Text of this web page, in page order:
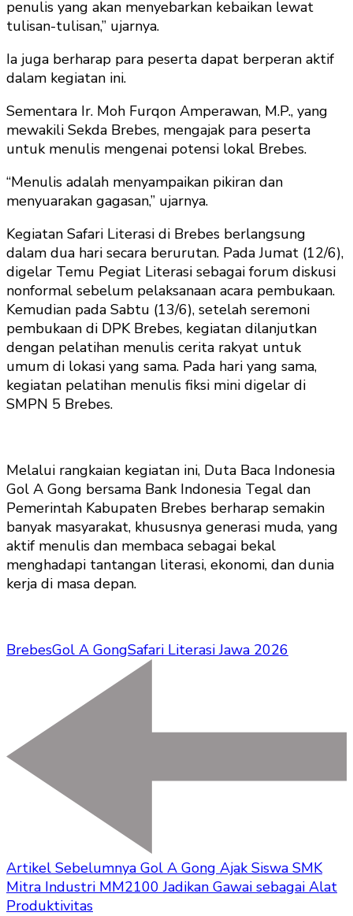
penulis yang akan menyebarkan kebaikan lewat
tulisan-tulisan,” ujarnya.
Ia juga berharap para peserta dapat berperan aktif
dalam kegiatan ini.
Sementara Ir. Moh Furqon Amperawan, M.P., yang
mewakili Sekda Brebes, mengajak para peserta
untuk menulis mengenai potensi lokal Brebes.
“Menulis adalah menyampaikan pikiran dan
menyuarakan gagasan,” ujarnya.
Kegiatan Safari Literasi di Brebes berlangsung
dalam dua hari secara berurutan. Pada Jumat (12/6),
digelar Temu Pegiat Literasi sebagai forum diskusi
nonformal sebelum pelaksanaan acara pembukaan.
Kemudian pada Sabtu (13/6), setelah seremoni
pembukaan di DPK Brebes, kegiatan dilanjutkan
dengan pelatihan menulis cerita rakyat untuk
umum di lokasi yang sama. Pada hari yang sama,
kegiatan pelatihan menulis fiksi mini digelar di
SMPN 5 Brebes.
Melalui rangkaian kegiatan ini, Duta Baca Indonesia
Gol A Gong bersama Bank Indonesia Tegal dan
Pemerintah Kabupaten Brebes berharap semakin
banyak masyarakat, khususnya generasi muda, yang
aktif menulis dan membaca sebagai bekal
menghadapi tantangan literasi, ekonomi, dan dunia
kerja di masa depan.
BrebesGol A GongSafari Literasi Jawa 2026
Artikel Sebelumnya Gol A Gong Ajak Siswa SMK
Mitra Industri MM2100 Jadikan Gawai sebagai Alat
Produktivitas